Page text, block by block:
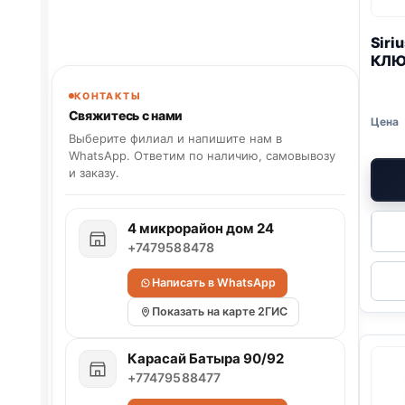
КОНТАКТЫ
Свяжитесь с нами
Выберите филиал и напишите нам в
WhatsApp. Ответим по наличию, самовывозу
и заказу.
4 микрорайон дом 24
+7479588478
Написать в WhatsApp
Показать на карте 2ГИС
Карасай Батыра 90/92
+77479588477